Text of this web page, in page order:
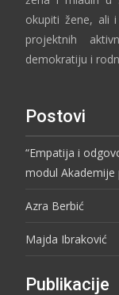
okupiti žene, ali
projektnih
demokratiju i
Postovi
“Empatija i
modul Akademije
Azra Berbić
Majda Ibraković
Publikacije